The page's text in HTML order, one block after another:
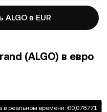
в EUR
(ALGO) в евро
в реальном времени: €0,078771